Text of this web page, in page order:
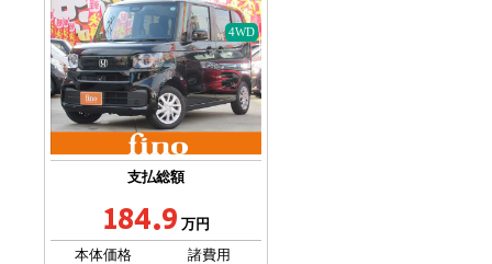
4WD
支払総額
184.9 万円
本体価格
諸費用